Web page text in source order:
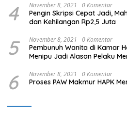
4 November 8, 2021 0 Komentar
Pengin Skripsi Cepat Jadi,
dan Kehilangan Rp2,5 Juta
5 November 8, 2021 0 Komentar
Pembunuh Wanita di Kamar
Menipu Jadi Alasan Pelaku
6 November 8, 2021 0 Komentar
Proses PAW Makmur HAPK